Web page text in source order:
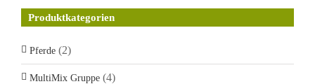
Produktkategorien
Pferde (2)
MultiMix Gruppe (4)